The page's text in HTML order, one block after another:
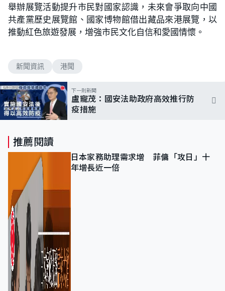
舉辦展覽活動提升市民對國家認識，未來會爭取向中國
共產黨歷史展覽館、國家博物館借出藏品來港展覽，以
推動紅色旅遊發展，增強市民文化自信和愛國情懷。
新聞資訊 港聞
下一則新聞
盧寵茂：國安法助政府高效推行防
疫措施
推薦閱讀
日本家務助理需求增 菲傭「攻日」十
年增長近一倍